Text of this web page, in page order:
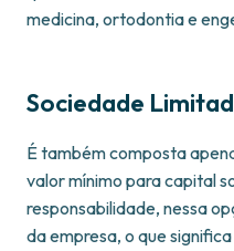
medicina, ortodontia e
Sociedade
É também composta
valor mínimo para capital
responsabilidade, nessa
da empresa, o que